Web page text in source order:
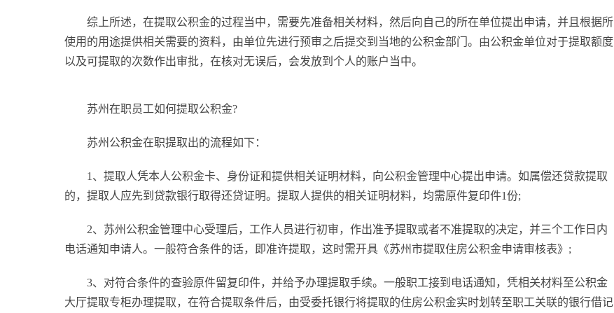
综上所述，在提取公积金的过程当中，需要先准备相关材料，然后向自己的所在单位提出申请，并且根据所
使用的用途提供相关需要的资料，由单位先进行预审之后提交到当地的公积金部门。由公积金单位对于提取额度
以及可提取的次数作出审批，在核对无误后，会发放到个人的账户当中。
苏州在职员工如何提取公积金?
苏州公积金在职提取出的流程如下：
1、提取人凭本人公积金卡、身份证和提供相关证明材料，向公积金管理中心提出申请。如属偿还贷款提取
的，提取人应先到贷款银行取得还贷证明。提取人提供的相关证明材料，均需原件复印件1份;
2、苏州公积金管理中心受理后，工作人员进行初审，作出准予提取或者不准提取的决定，并三个工作日内
电话通知申请人。一般符合条件的话，即准许提取，这时需开具《苏州市提取住房公积金申请审核表》;
3、对符合条件的查验原件留复印件，并给予办理提取手续。一般职工接到电话通知，凭相关材料至公积金
大厅提取专柜办理提取，在符合提取条件后，由受委托银行将提取的住房公积金实时划转至职工关联的银行借记